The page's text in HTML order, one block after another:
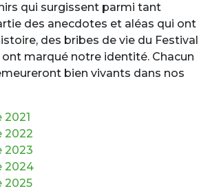
qui surgissent parmi tant
des anecdotes et aléas qui ont
des bribes de vie du Festival
ont marqué notre identité. Chacun
bien vivants dans nos
2022
2023
2024
2025